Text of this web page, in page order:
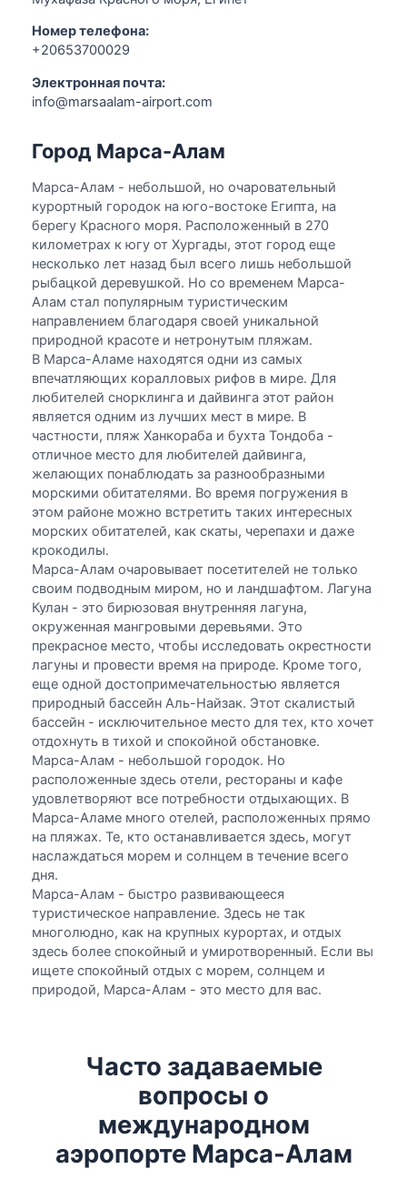
Номер телефона:
+20653700029
Электронная почта:
info@marsaalam-airport.com
Город Марса-Алам
Марса-Алам - небольшой, но очаровательный
курортный городок на юго-востоке Египта, на
берегу Красного моря. Расположенный в 270
километрах к югу от Хургады, этот город еще
несколько лет назад был всего лишь небольшой
рыбацкой деревушкой. Но со временем Марса-
Алам стал популярным туристическим
направлением благодаря своей уникальной
природной красоте и нетронутым пляжам.
В Марса-Аламе находятся одни из самых
впечатляющих коралловых рифов в мире. Для
любителей снорклинга и дайвинга этот район
является одним из лучших мест в мире. В
частности, пляж Ханкораба и бухта Тондоба -
отличное место для любителей дайвинга,
желающих понаблюдать за разнообразными
морскими обитателями. Во время погружения в
этом районе можно встретить таких интересных
морских обитателей, как скаты, черепахи и даже
крокодилы.
Марса-Алам очаровывает посетителей не только
своим подводным миром, но и ландшафтом. Лагуна
Кулан - это бирюзовая внутренняя лагуна,
окруженная мангровыми деревьями. Это
прекрасное место, чтобы исследовать окрестности
лагуны и провести время на природе. Кроме того,
еще одной достопримечательностью является
природный бассейн Аль-Найзак. Этот скалистый
бассейн - исключительное место для тех, кто хочет
отдохнуть в тихой и спокойной обстановке.
Марса-Алам - небольшой городок. Но
расположенные здесь отели, рестораны и кафе
удовлетворяют все потребности отдыхающих. В
Марса-Аламе много отелей, расположенных прямо
на пляжах. Те, кто останавливается здесь, могут
наслаждаться морем и солнцем в течение всего
дня.
Марса-Алам - быстро развивающееся
туристическое направление. Здесь не так
многолюдно, как на крупных курортах, и отдых
здесь более спокойный и умиротворенный. Если вы
ищете спокойный отдых с морем, солнцем и
природой, Марса-Алам - это место для вас.
Часто задаваемые
вопросы о
международном
аэропорте Марса-Алам